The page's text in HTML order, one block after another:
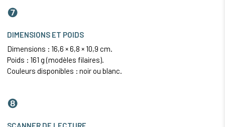
❼
DIMENSIONS ET POIDS
Dimensions : 16,6 × 6,8 × 10,9 cm.
Poids : 161 g (modèles filaires).
Couleurs disponibles : noir ou blanc.
❽